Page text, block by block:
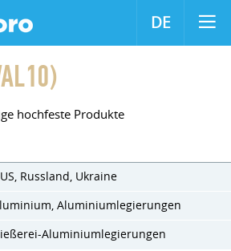
hochfeste Produkte
Russland, Ukraine
Aluminiumlegierungen
Aluminiumlegierungen
DE